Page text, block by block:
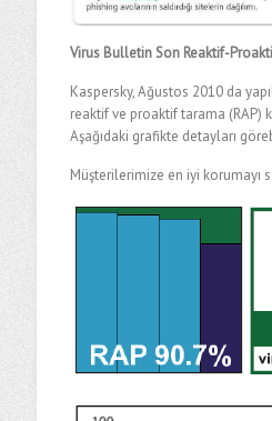
Virus Bulletin Son Reaktif-
Kaspersky, Ağustos 2010 da
reaktif ve proaktif tarama (RAP)
Aşağıdaki grafikte detayları
Müşterilerimize en iyi korumayı